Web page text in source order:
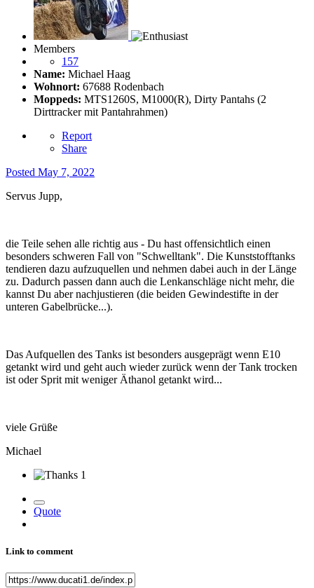
Members
157
Name: Michael Haag
Wohnort: 67688 Rodenbach
Moppeds: MTS1260S, M1000(R), Dirty Pantahs (2
Dirttracker mit Pantahrahmen)
Report
Share
Posted May 7, 2022
Servus Jupp,
die Teile sehen alle richtig aus - Du hast offensichtlich einen
besonders schweren Fall von "Schwelltank". Die Kunststofftanks
tendieren dazu aufzuquellen und nehmen dabei auch in der Länge
zu. Dadurch passen dann auch die Lenkanschläge nicht mehr, die
kannst Du aber nachjustieren (die beiden Gewindestifte in der
unteren Gabelbrücke...).
Das Aufquellen des Tanks ist besonders ausgeprägt wenn E10
getankt wird und geht auch wieder zurück wenn der Tank trocken
ist oder Sprit mit weniger Äthanol getankt wird...
viele Grüße
Michael
1
Quote
Link to comment